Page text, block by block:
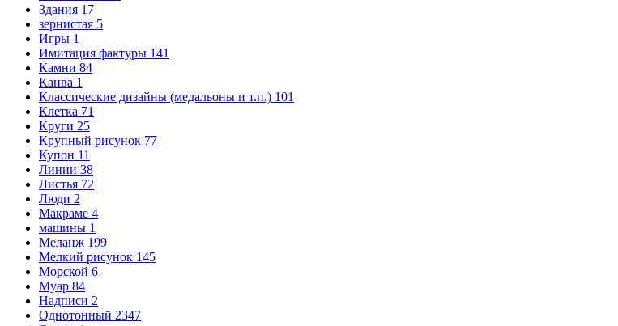
Здания 17
зернистая 5
Игры 1
Имитация фактуры 141
Камни 84
Канва 1
Классические дизайны (медальоны и т.п.) 101
Клетка 71
Круги 25
Крупный рисунок 77
Купон 11
Линии 38
Листья 72
Люди 2
Макраме 4
машины 1
Меланж 199
Мелкий рисунок 145
Морской 6
Муар 84
Надписи 2
Однотонный 2347